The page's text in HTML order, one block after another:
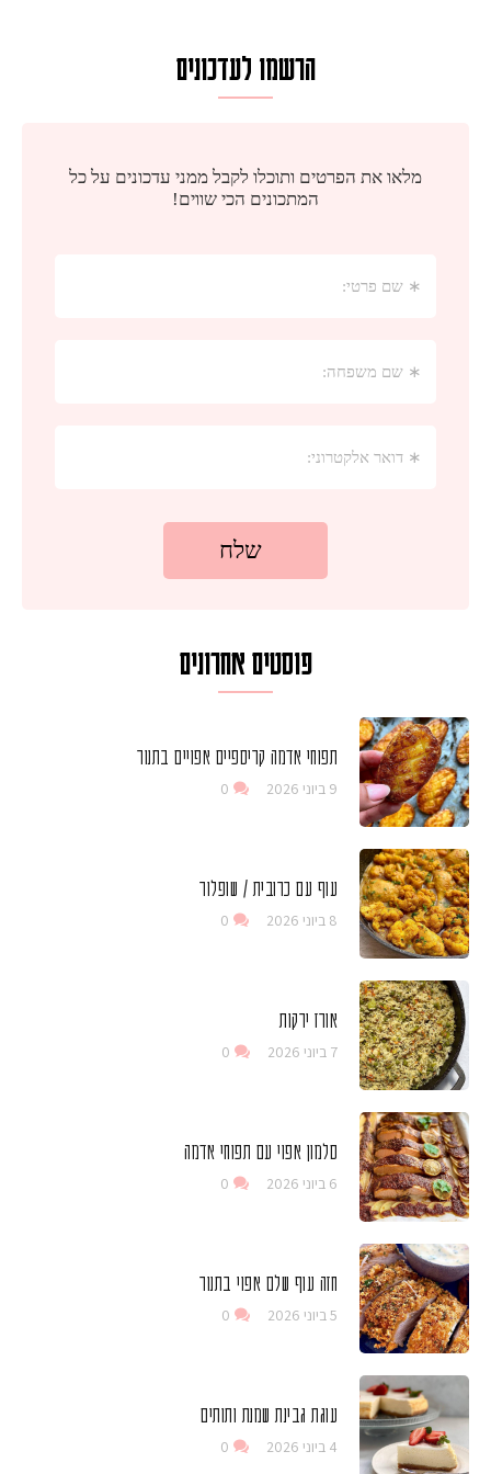
הרשמו לעדכונים
פוסטים אחרונים
תפוחי אדמה קריספיים אפויים בתנור
9 ביוני 2026 0
עוף עם כרובית / שופלור
8 ביוני 2026 0
אורז ירקות
7 ביוני 2026 0
סלמון אפוי עם תפוחי אדמה
6 ביוני 2026 0
חזה עוף שלם אפוי בתנור
5 ביוני 2026 0
עוגת גבינת שמנת ותותים
4 ביוני 2026 0